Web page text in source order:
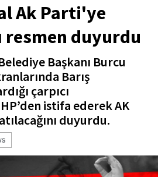
Ak Parti'ye
resmen duyurdu
Başkanı Burcu
Barış
çarpıcı
istifa ederek AK
duyurdu.